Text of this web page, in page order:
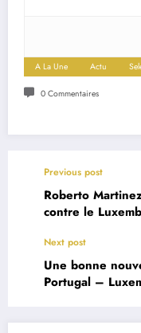
A La Une Actu
0 Commentaires
Previous post
Roberto
contre le
Next post
Une bonne
Portugal –